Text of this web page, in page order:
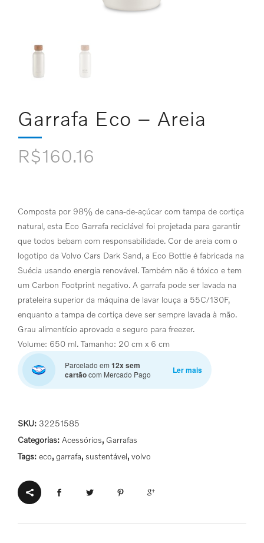
Garrafa Eco – Areia
R$160.16
Composta por 98% de cana-de-açúcar com tampa de cortiça
natural, esta Eco Garrafa reciclável foi projetada para garantir
que todos bebam com responsabilidade. Cor de areia com o
logotipo da Volvo Cars Dark Sand, a Eco Bottle é fabricada na
Suécia usando energia renovável. Também não é tóxico e tem
um Carbon Footprint negativo. A garrafa pode ser lavada na
prateleira superior da máquina de lavar louça a 55C/130F,
enquanto a tampa de cortiça deve ser sempre lavada à mão.
Grau alimentício aprovado e seguro para freezer.
Volume: 650 ml. Tamanho: 20 cm x 6 cm
Parcelado em 12x sem
cartãocom Mercado Pago Ler mais
SKU: 32251585
Categorias: Acessórios, Garrafas
Tags: eco, garrafa, sustentável, volvo